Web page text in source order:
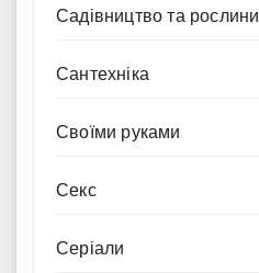
Садівництво та рослини
Сантехніка
Своїми руками
Секс
Серіали